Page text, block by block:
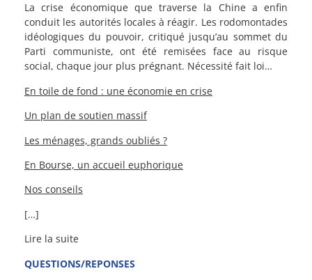
La crise économique que traverse la Chine a enfin
conduit les autorités locales à réagir. Les rodomontades
idéologiques du pouvoir, critiqué jusqu’au sommet du
Parti communiste, ont été remisées face au risque
social, chaque jour plus prégnant. Nécessité fait loi…
En toile de fond : une économie en crise
Un plan de soutien massif
Les ménages, grands oubliés ?
En Bourse, un accueil euphorique
Nos conseils
[…]
Lire la suite
QUESTIONS/REPONSES